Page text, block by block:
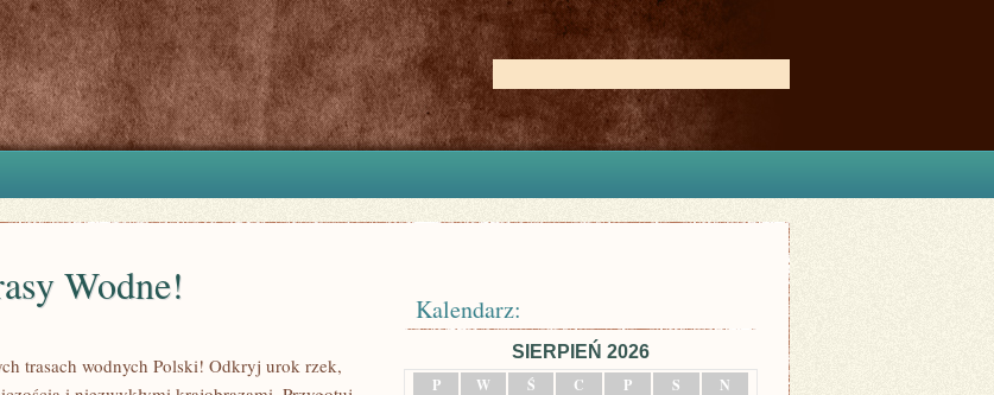
Wodne!
trasach wodnych Polski! Odkryj‍ urok rzek,
Kalendarz:
SIERPIEŃ 2026
P
W Ś C P S N